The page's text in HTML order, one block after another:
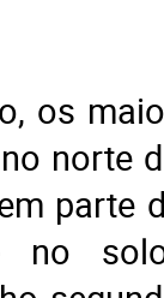
os
norte
parte
no